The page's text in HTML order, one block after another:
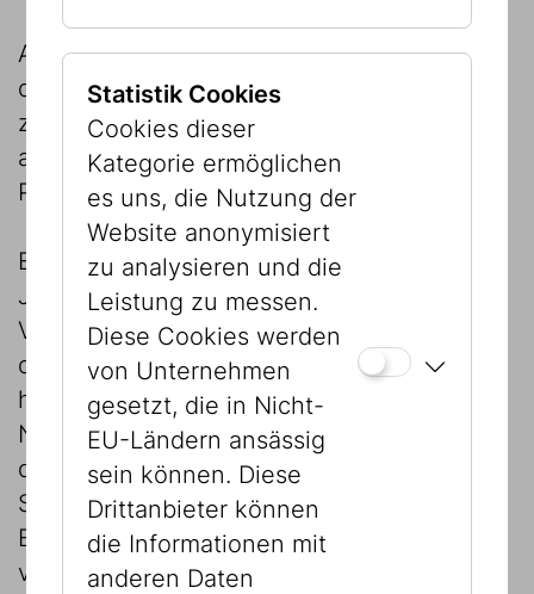
Auf diese Weise wanderten auch Objekte
durch die ganze Welt oder wurden von den
zugewanderten Jüdinnen und Juden
angefertigt. Diese Objekte sind die
Protagonisten dieser Ausstellung.
Ein Großteil der Judaica-Sammlung des
Jüdischen Museums Wien geht auf die
Vernichtung des Wiener Judentums durch
die Nationalsozialisten zurück: Vielfach
handelt es sich um Objekte, die nach dem
Novemberpogrom 1938 aus den Trümmern
der Wiener Synagogen geborgen wurden.
Sie erzählen von der Vertreibung und
Ermordung ihrer Besitzer:innen, aber auch
vom reichhaltigen Leben davor.
Statistik Cookies
Cookies dieser
Kategorie ermöglichen
es uns, die Nutzung der
Website anonymisiert
zu analysieren und die
Leistung zu messen.
Diese Cookies werden
von Unternehmen
gesetzt, die in Nicht-
EU-Ländern ansässig
sein können. Diese
Drittanbieter können
die Informationen mit
anderen Daten